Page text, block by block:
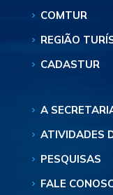
COMTUR
REGIÃO
CADASTUR
A
ATIVIDADES
PESQUISAS
FALE